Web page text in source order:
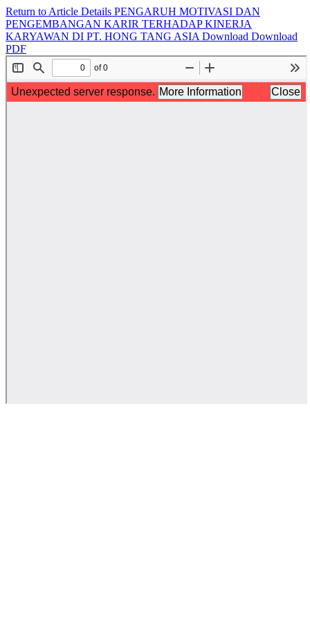
Return to Article Details PENGARUH MOTIVASI DAN
PENGEMBANGAN KARIR TERHADAP KINERJA
KARYAWAN DI PT. HONG TANG ASIA Download Download
PDF